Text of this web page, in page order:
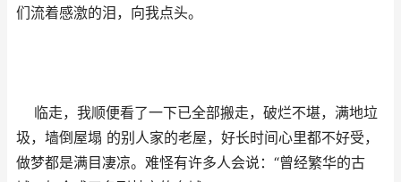
们流着感激的泪，向我点头。
临走，我顺便看了一下已全部搬走，破烂不堪，满地垃
圾，墙倒屋塌 的别人家的老屋，好长时间心里都不好受，
做梦都是满目凄凉。难怪有许多人会说：“曾经繁华的古